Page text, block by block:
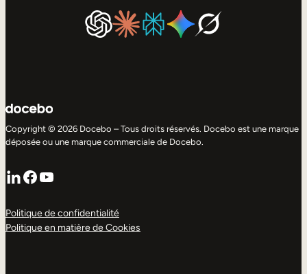
Copyright © 2026 Docebo – Tous droits réservés. Docebo est une marque
déposée ou une marque commerciale de Docebo.
LinkedIn
Facebook
YouTube
Politique de confidentialité
Politique en matière de Cookies